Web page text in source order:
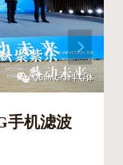
手机滤波